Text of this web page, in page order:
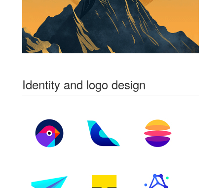
Identity and logo design